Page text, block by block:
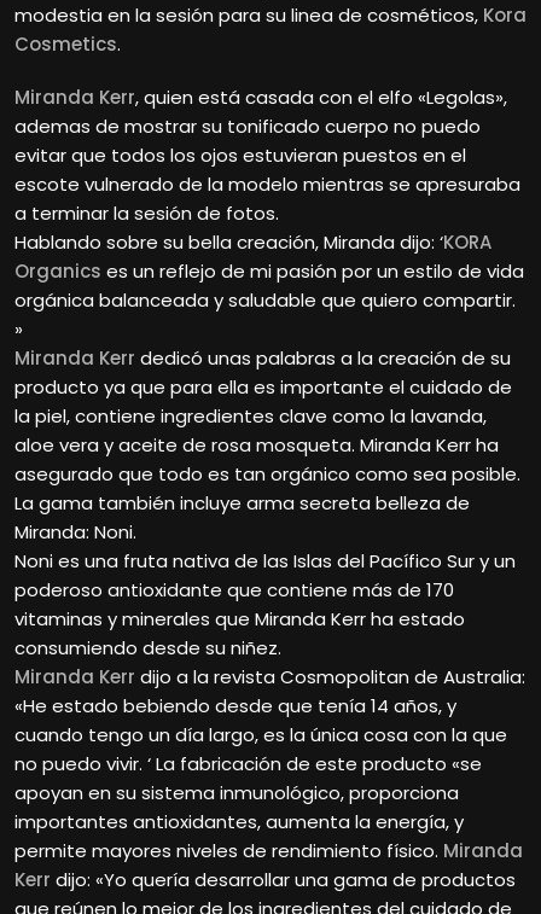
modestia en la sesión para su linea de cosméticos, Kora
Cosmetics.
Miranda Kerr, quien está casada con el elfo «Legolas»,
ademas de mostrar su tonificado cuerpo no puedo
evitar que todos los ojos estuvieran puestos en el
escote vulnerado de la modelo mientras se apresuraba
a terminar la sesión de fotos.
Hablando sobre su bella creación, Miranda dijo: ‘KORA
Organics es un reflejo de mi pasión por un estilo de vida
orgánica balanceada y saludable que quiero compartir.
»
Miranda Kerr dedicó unas palabras a la creación de su
producto ya que para ella es importante el cuidado de
la piel, contiene ingredientes clave como la lavanda,
aloe vera y aceite de rosa mosqueta. Miranda Kerr ha
asegurado que todo es tan orgánico como sea posible.
La gama también incluye arma secreta belleza de
Miranda: Noni.
Noni es una fruta nativa de las Islas del Pacífico Sur y un
poderoso antioxidante que contiene más de 170
vitaminas y minerales que Miranda Kerr ha estado
consumiendo desde su niñez.
Miranda Kerr dijo a la revista Cosmopolitan de Australia:
«He estado bebiendo desde que tenía 14 años, y
cuando tengo un día largo, es la única cosa con la que
no puedo vivir. ‘ La fabricación de este producto «se
apoyan en su sistema inmunológico, proporciona
importantes antioxidantes, aumenta la energía, y
permite mayores niveles de rendimiento físico. Miranda
Kerr dijo: «Yo quería desarrollar una gama de productos
que reúnen lo mejor de los ingredientes del cuidado de